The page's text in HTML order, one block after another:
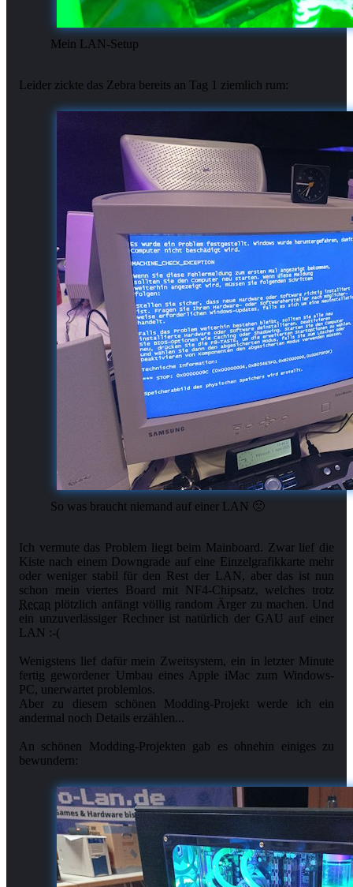
Mein LAN-Setup
So was braucht niemand auf einer LAN 🙁
Ich vermute das Problem liegt beim Mainboard. Zwar lief die
Kiste nach einem Downgrade auf eine Einzelgrafikkarte mehr
oder weniger stabil für den Rest der LAN, aber das ist nun
schon mein viertes Board mit NF4-Chipsatz, welches trotz
Recap plötzlich anfängt völlig random Ärger zu machen. Und
ein unzuverlässiger Rechner ist natürlich der GAU auf einer
LAN :-(
Wenigstens lief dafür mein Zweitsystem, ein in letzter Minute
fertig gewordener Umbau eines Apple iMac zum Windows-
PC, unerwartet problemlos.
Aber zu diesem schönen Modding-Projekt werde ich ein
andermal noch Details erzählen...
An schönen Modding-Projekten gab es ohnehin einiges zu